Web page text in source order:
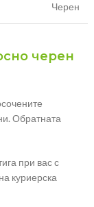
Черен
черен
Обратната
при вас с
куриерска